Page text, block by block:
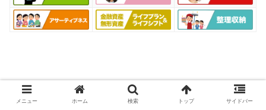
メニュー ホーム 検索 トップ サイドバー